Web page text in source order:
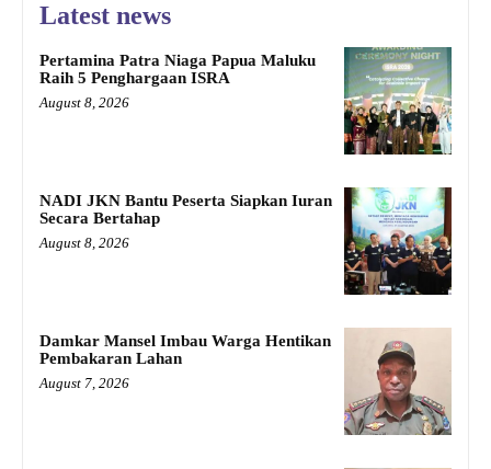
Latest news
Pertamina Patra Niaga Papua Maluku
Raih 5 Penghargaan ISRA
August 8, 2026
NADI JKN Bantu Peserta Siapkan Iuran
Secara Bertahap
August 8, 2026
Damkar Mansel Imbau Warga Hentikan
Pembakaran Lahan
August 7, 2026